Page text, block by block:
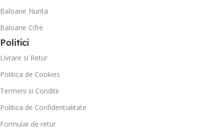
Baloane Nunta
Baloane Cifre
Politici
Livrare si Retur
Politica de Cookies
Termeni si Conditii
Politica de Confidentialitate
Formular de retur